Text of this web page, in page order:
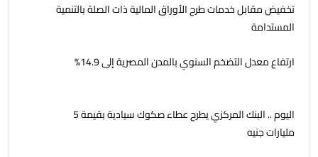
تخفيض مقابل خدمات طرح الأوراق المالية ذات الصلة بالتنمية
المستدامة
ارتفاع معدل التضخم السنوي بالمدن المصرية إلى 14.9%
اليوم .. البنك المركزي يطرح عطاء صكوك سيادية بقيمة 5
مليارات جنيه